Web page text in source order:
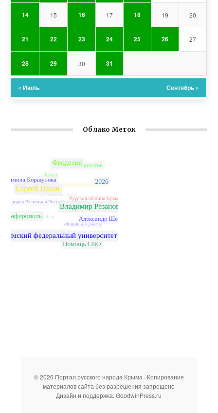
14 15 16 17 18 19 20
21 22 23 24 25 26 27
28 29 30 31
« Июль Сентябрь »
Облако Меток
© 2026 Портал русского народа Крыма · Копирование
материалов сайта без разрешения запрещено
Дизайн и поддержка: GoodwinPress.ru